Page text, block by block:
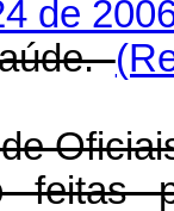
de
feitas